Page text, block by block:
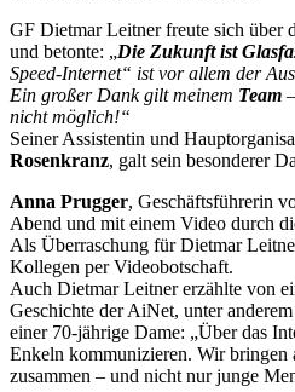
GF Dietmar Leitner freute sich über
und betonte: „Die Zukunft ist
Speed-Internet“ ist vor allem der
Ein großer Dank gilt meinem Team
nicht möglich!“
Seiner Assistentin und
Rosenkranz, galt sein besonderer
Anna Prugger, Geschäftsführerin
Abend und mit einem Video durch
Als Überraschung für Dietmar
Kollegen per Videobotschaft.
Auch Dietmar Leitner erzählte von
Geschichte der AiNet, unter
einer 70-jährige Dame: „Über das
Enkeln kommunizieren. Wir bringen
zusammen – und nicht nur junge